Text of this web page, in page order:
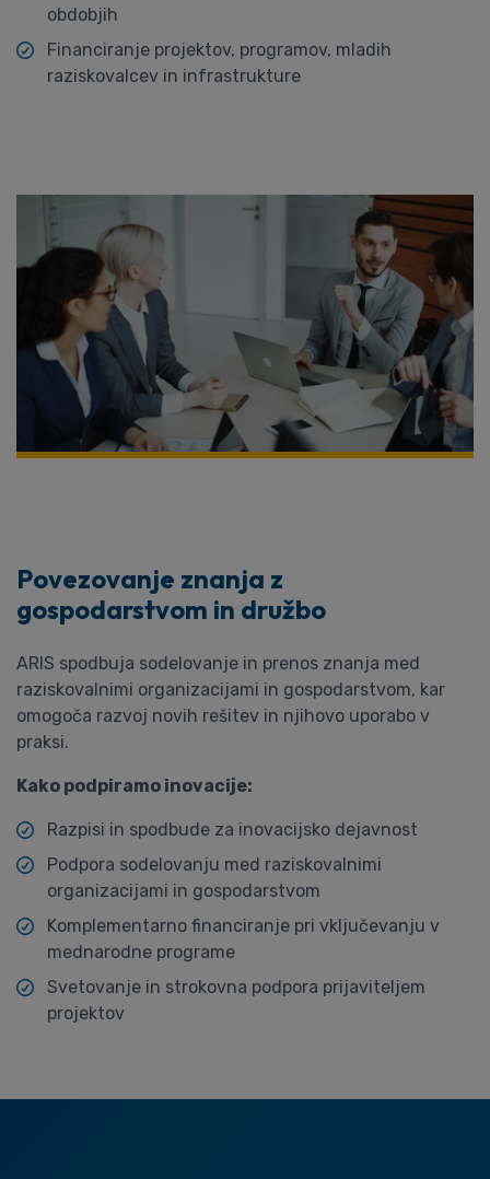
obdobjih
Financiranje projektov, programov, mladih
raziskovalcev in infrastrukture
Povezovanje znanja z
gospodarstvom in družbo
ARIS spodbuja sodelovanje in prenos znanja med
raziskovalnimi organizacijami in gospodarstvom, kar
omogoča razvoj novih rešitev in njihovo uporabo v
praksi.
Kako podpiramo inovacije:
Razpisi in spodbude za inovacijsko dejavnost
Podpora sodelovanju med raziskovalnimi
organizacijami in gospodarstvom
Komplementarno financiranje pri vključevanju v
mednarodne programe
Svetovanje in strokovna podpora prijaviteljem
projektov